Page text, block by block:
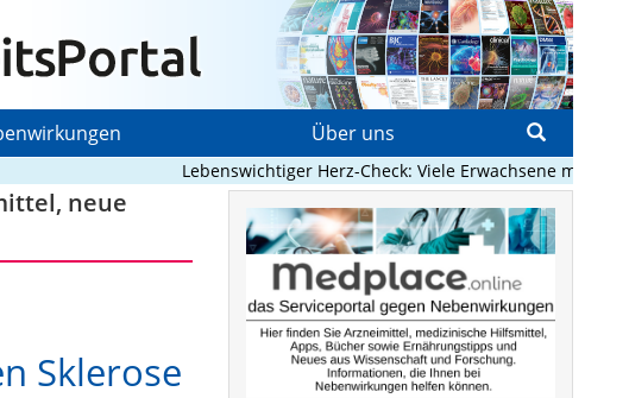
Über uns
Lebenswichtiger Herz-Check: Viele Erwachsene mit
neue
Sklerose